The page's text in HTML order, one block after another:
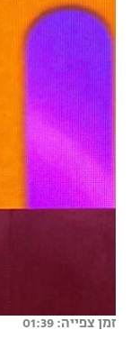
זמן צפייה: 01:39